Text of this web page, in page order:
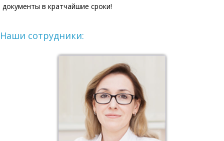
документы в кратчайшие сроки!
Наши сотрудники: